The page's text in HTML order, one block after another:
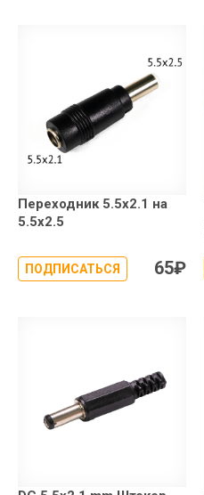
Переходник 5.5x2.1 на
5.5x2.5
ПОДПИСАТЬСЯ 65₽